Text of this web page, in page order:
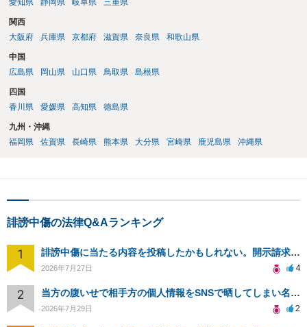
愛知県
静岡県 岐阜県 三重県
関西
大阪府
兵庫県 京都府 滋賀県 奈良県 和歌山県
中国
広島県
岡山県 山口県 鳥取県 島根県
四国
香川県
愛媛県 高知県 徳島県
九州・沖縄
福岡県
佐賀県 長崎県 熊本県 大分県 宮崎県 鹿児島県 沖縄県
誹謗中傷の法律Q&Aランキング
1 誹謗中傷に当たる内容を投稿したかもしれない。開示請求や民事刑事裁判に発展しうるのか教えて欲しい。
2026年7月27日 4
2 当方の腹いせで相手方の個人情報をSNSで晒してしまい名誉毀損させてしまったかもしれない
2026年7月29日 2